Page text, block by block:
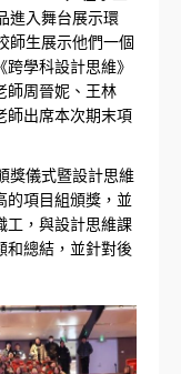
進入舞台展示環
師生展示他們一個
學科設計思維》
師周晉妮、王林
師出席本次期末項
獎儀式暨設計思維
的項目組頒獎，並
工，與設計思維課
和總結，並針對後